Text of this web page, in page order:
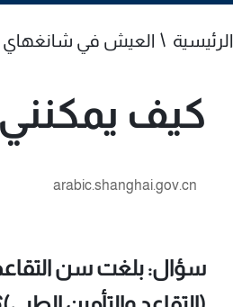
الرئيسية العيش في شانغهاي
كيف
arabic.shanghai.gov.cn
سؤال: بلغت سن